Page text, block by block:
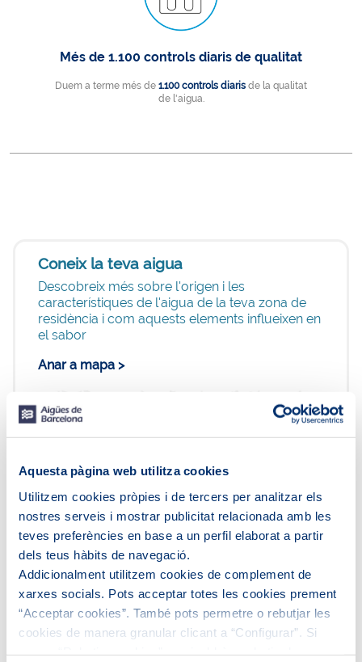
Aquesta pàgina web utilitza cookies
Utilitzem cookies pròpies i de tercers per analitzar els
nostres serveis i mostrar publicitat relacionada amb les
teves preferències en base a un perfil elaborat a partir
dels teus hàbits de navegació.
Addicionalment utilitzem cookies de complement de
xarxes socials. Pots acceptar totes les cookies prement
“Acceptar cookies”. També pots permetre o rebutjar les
cookies de manera granular clicant a “Configurar”. Si
Més de 1.100 controls diaris de qualitat
Duem a terme més de 1.100 controls diaris de la qualitat
de l'aigua.
Coneix la teva aigua
Descobreix més sobre l'origen i les
característiques de l'aigua de la teva zona de
residència i com aquests elements influeixen en
el sabor
Anar a mapa >
A Aigües de Barcelona, ens prenem molt
seriosament la teva salut i la del nostre entorn. Et
garantim que l'aigua que reps a casa teva
compleix tots els requeriments legals sanitaris,
ofereix la màxima seguretat de consum i supera
els controls de qualitat més exhaustius.